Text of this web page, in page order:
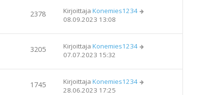
2378 Kirjoittaja Konemies1234
08.09.2023 13:08
3205 Kirjoittaja Konemies1234
07.07.2023 15:32
1745 Kirjoittaja Konemies1234
28.06.2023 17:25